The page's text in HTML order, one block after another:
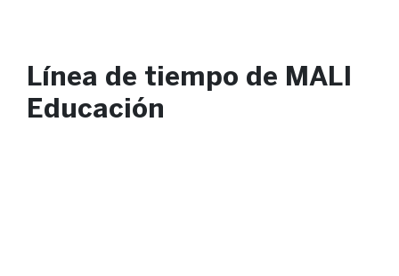
Línea de tiempo de MALI
Educación